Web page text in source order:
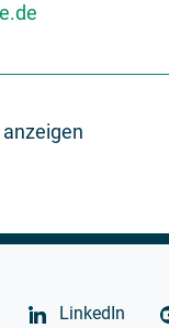
LinkedIn